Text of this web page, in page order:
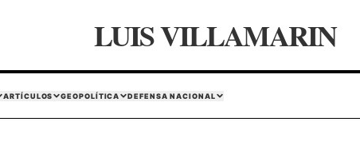
LUIS VILLAMARIN
ARTÍCULOS GEOPOLÍTICA DEFENSA NACIONAL